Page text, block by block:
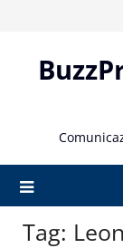
content
Tag: